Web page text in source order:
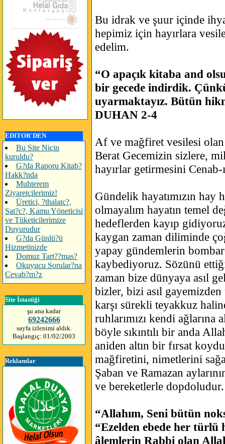
EDITOR'DEN
Bu Site Niçin
kuruldu?
G?da Raporu Kitab?
Hakk?nda
Muhterem
Ziyaretçilerimiz!
Üretici, ?thalatç?,
Sat?c?, Kamu Yöneticisi
ve Tüketicilerimize
Duyurudur
G?da Günlü?ü
Hizmetinizde
Domuz Tart??mas?
Okuyucu Sorular?na
Cevab?m?z
Site İstastiği
şu ana kadar
69242666
sayfa izlenimi aldık.
Başlangıç: 01/02/2003
Reklamlar
Bu idrak ve şuur içinde
hepimiz için hayırlara
edelim.
“O apaçık kitaba and
bir gecede indirdik.
uyarmaktayız. Bütün
DUHAN 2-4
Af ve mağfiret vesilesi
Berat Gecemizin sizlere,
hayırlar getirmesini
Gündelik hayatımızın hay
olmayalım hayatın temel
hedeflerden kayıp
kaygan zaman diliminde
yapay gündemlerin
kaybediyoruz. Sözünü
zaman bize dünyaya asıl
bizler, bizi asıl
karşı sürekli teyakkuz
ruhlarımızı kendi ağlarına
böyle sıkıntılı bir anda
aniden altın bir fırsat
mağfiretini, nimetlerini
Şaban ve Ramazan
ve bereketlerle dopdoludur.
“Allahım, Seni bütün
“Ezelden ebede her
âlemlerin Rabbi olan